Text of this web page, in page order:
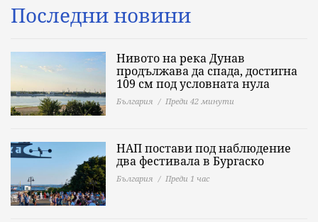
Последни новини
Нивото на река Дунав
продължава да спада, достигна
109 см под условната нула
България Преди 42 минути
НАП постави под наблюдение
два фестивала в Бургаско
България Преди 1 час